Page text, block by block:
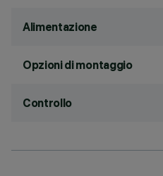
Alimentazione
Opzioni di montaggio
Controllo